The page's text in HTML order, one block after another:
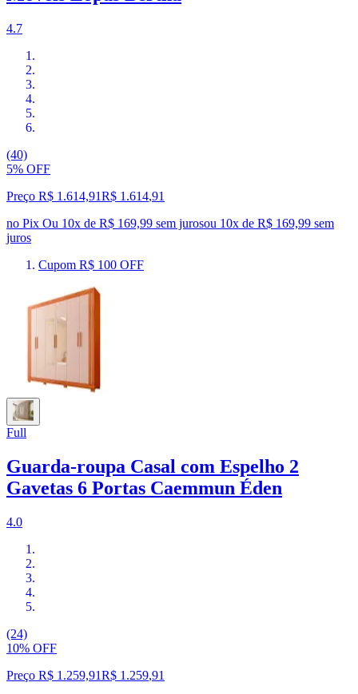
4.7
(40)
5% OFF
Preço R$ 1.614,91R$ 1.614,91
no Pix Ou 10x de R$ 169,99 sem jurosou 10x de R$ 169,99 sem
juros
Cupom R$ 100 OFF
Full
Guarda-roupa Casal com Espelho 2
Gavetas 6 Portas Caemmun Éden
4.0
(24)
10% OFF
Preço R$ 1.259,91R$ 1.259,91